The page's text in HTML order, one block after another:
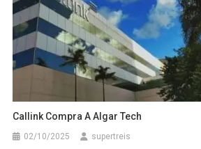
Callink Compra A Algar Tech
02/10/2025 supertreis